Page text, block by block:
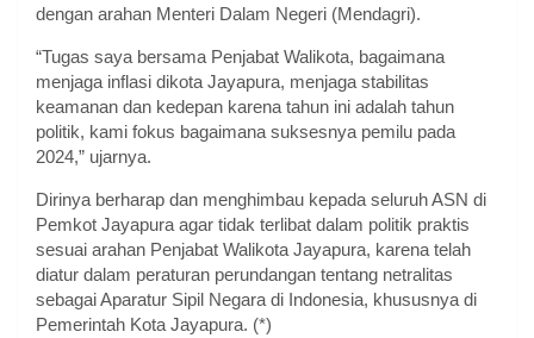
dengan arahan Menteri Dalam Negeri (Mendagri).
“Tugas saya bersama Penjabat Walikota, bagaimana
menjaga inflasi dikota Jayapura, menjaga stabilitas
keamanan dan kedepan karena tahun ini adalah tahun
politik, kami fokus bagaimana suksesnya pemilu pada
2024,” ujarnya.
Dirinya berharap dan menghimbau kepada seluruh ASN di
Pemkot Jayapura agar tidak terlibat dalam politik praktis
sesuai arahan Penjabat Walikota Jayapura, karena telah
diatur dalam peraturan perundangan tentang netralitas
sebagai Aparatur Sipil Negara di Indonesia, khususnya di
Pemerintah Kota Jayapura. (*)